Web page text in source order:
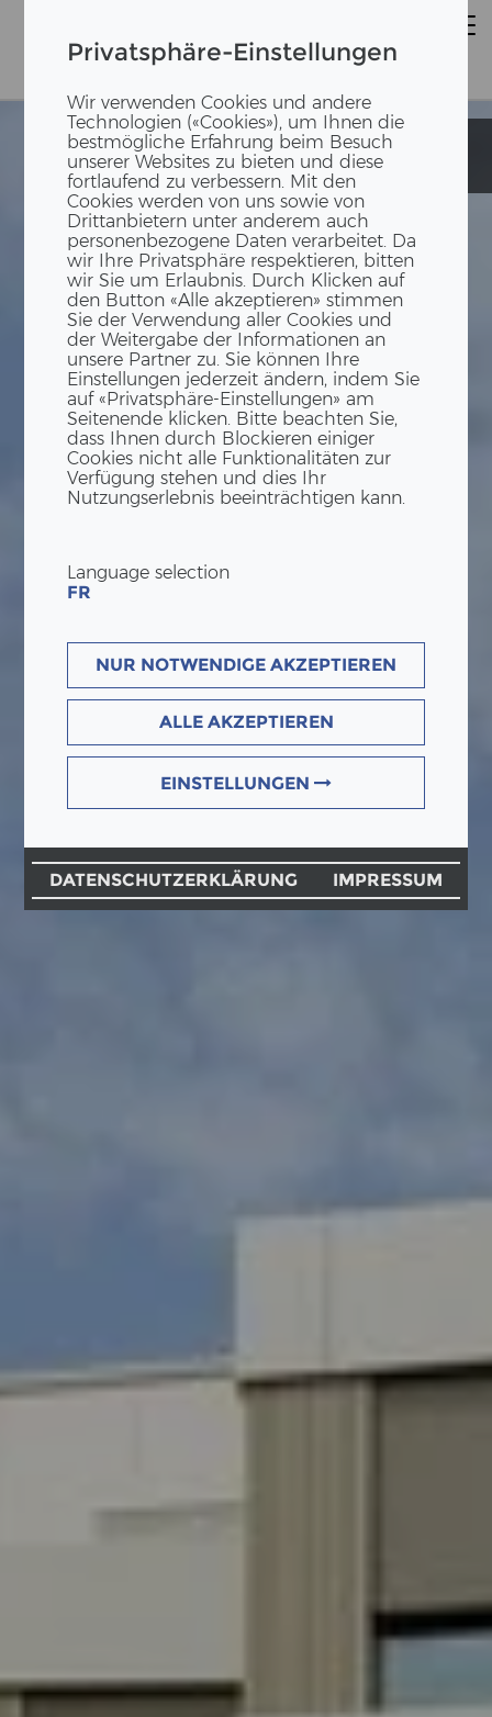
Privatsphäre-Einstellungen
Wir verwenden Cookies und andere
Technologien («Cookies»), um Ihnen die
bestmögliche Erfahrung beim Besuch
unserer Websites zu bieten und diese
fortlaufend zu verbessern. Mit den
Cookies werden von uns sowie von
Drittanbietern unter anderem auch
personenbezogene Daten verarbeitet. Da
wir Ihre Privatsphäre respektieren, bitten
wir Sie um Erlaubnis. Durch Klicken auf
den Button «Alle akzeptieren» stimmen
Sie der Verwendung aller Cookies und
der Weitergabe der Informationen an
unsere Partner zu. Sie können Ihre
Einstellungen jederzeit ändern, indem Sie
auf «Privatsphäre-Einstellungen» am
Seitenende klicken. Bitte beachten Sie,
dass Ihnen durch Blockieren einiger
Cookies nicht alle Funktionalitäten zur
Verfügung stehen und dies Ihr
Nutzungserlebnis beeinträchtigen kann.
Language selection
FR
NUR NOTWENDIGE AKZEPTIEREN
ALLE AKZEPTIEREN
EINSTELLUNGEN
DATENSCHUTZERKLÄRUNG IMPRESSUM
HFR Meyriez-
Murten
HFR Meyriez-
Murten